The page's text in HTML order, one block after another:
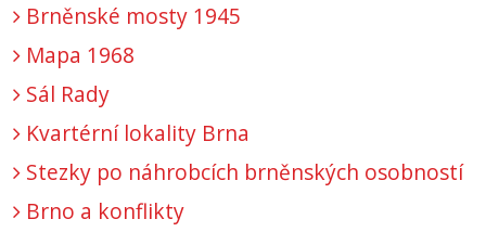
Brněnské mosty 1945
Mapa 1968
Sál Rady
Kvartérní lokality Brna
Stezky po náhrobcích brněnských osobností
Brno a konflikty